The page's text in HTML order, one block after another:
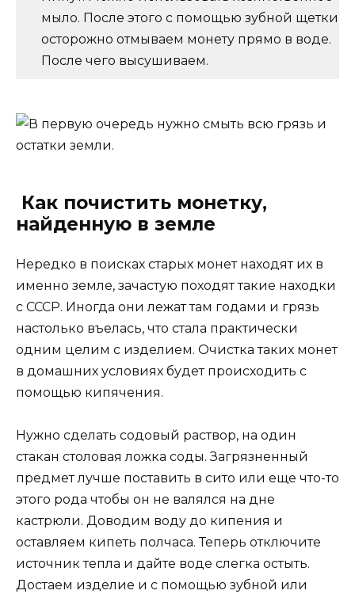
мыло. После этого с помощью зубной щетки
осторожно отмываем монету прямо в воде.
После чего высушиваем.
Как почистить монетку,
найденную в земле
Нередко в поисках старых монет находят их в
именно земле, зачастую походят такие находки
с СССР. Иногда они лежат там годами и грязь
настолько въелась, что стала практически
одним целим с изделием. Очистка таких монет
в домашних условиях будет происходить с
помощью кипячения.
Нужно сделать содовый раствор, на один
стакан столовая ложка соды. Загрязненный
предмет лучше поставить в сито или еще что-то
этого рода чтобы он не валялся на дне
кастрюли. Доводим воду до кипения и
оставляем кипеть полчаса. Теперь отключите
источник тепла и дайте воде слегка остыть.
Достаем изделие и с помощью зубной или